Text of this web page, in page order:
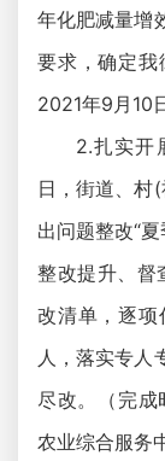
年化肥减量增
要求，确定我
2021年9月10
2.扎实开
日，街道、村
出问题整改“
整改提升、督
改清单，逐
人，落实专人
尽改。（完成
农业综合服务